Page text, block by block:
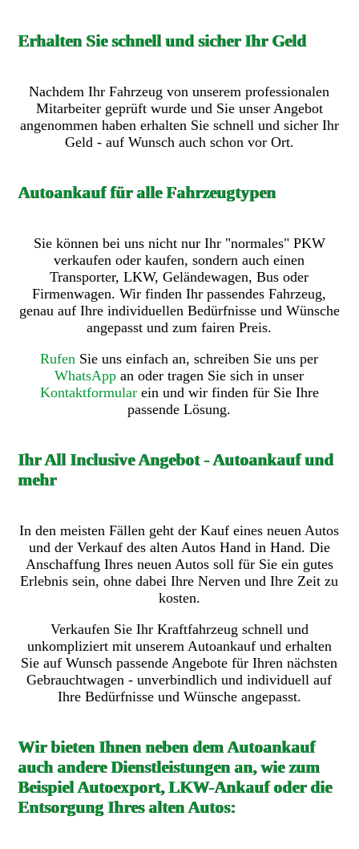
Erhalten Sie schnell und sicher Ihr Geld
Nachdem Ihr Fahrzeug von unserem professionalen
Mitarbeiter geprüft wurde und Sie unser Angebot
angenommen haben erhalten Sie schnell und sicher Ihr
Geld - auf Wunsch auch schon vor Ort.
Autoankauf für alle Fahrzeugtypen
Sie können bei uns nicht nur Ihr "normales" PKW
verkaufen oder kaufen, sondern auch einen
Transporter, LKW, Geländewagen, Bus oder
Firmenwagen. Wir finden Ihr passendes Fahrzeug,
genau auf Ihre individuellen Bedürfnisse und Wünsche
angepasst und zum fairen Preis.
Rufen Sie uns einfach an, schreiben Sie uns per
WhatsApp an oder tragen Sie sich in unser
Kontaktformularein und wir finden für Sie Ihre
passende Lösung.
Ihr All Inclusive Angebot - Autoankauf und
mehr
In den meisten Fällen geht der Kauf eines neuen Autos
und der Verkauf des alten Autos Hand in Hand. Die
Anschaffung Ihres neuen Autos soll für Sie ein gutes
Erlebnis sein, ohne dabei Ihre Nerven und Ihre Zeit zu
kosten.
Verkaufen Sie Ihr Kraftfahrzeug schnell und
unkompliziert mit unserem Autoankauf und erhalten
Sie auf Wunsch passende Angebote für Ihren nächsten
Gebrauchtwagen - unverbindlich und individuell auf
Ihre Bedürfnisse und Wünsche angepasst.
Wir bieten Ihnen neben dem Autoankauf
auch andere Dienstleistungen an, wie zum
Beispiel Autoexport, LKW-Ankauf oder die
Entsorgung Ihres alten Autos: